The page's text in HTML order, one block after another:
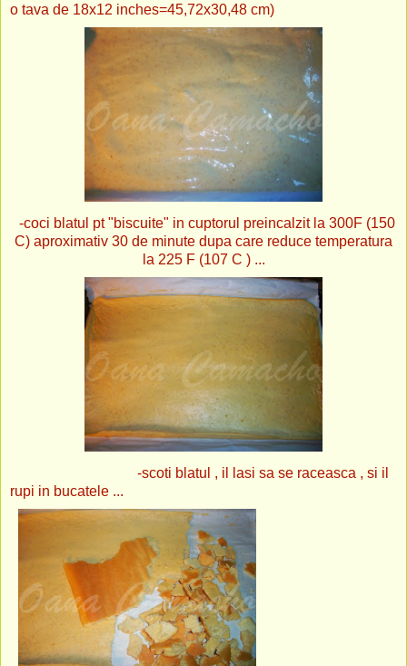
o tava de 18x12 inches=45,72x30,48 cm)
-coci blatul pt "biscuite" in cuptorul preincalzit la 300F (150
C) aproximativ 30 de minute dupa care reduce temperatura
la 225 F (107 C ) ...
-scoti blatul , il lasi sa se raceasca , si il
rupi in bucatele ...